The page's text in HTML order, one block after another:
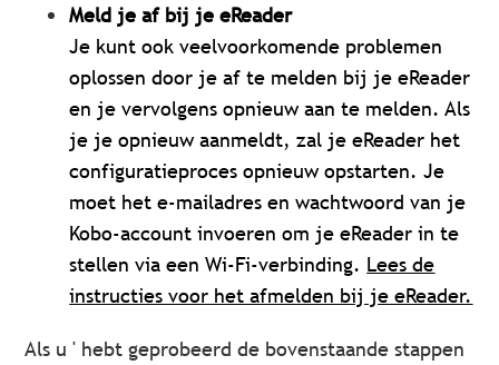
Meld je af bij je eReader
Je kunt ook veelvoorkomende problemen
oplossen door je af te melden bij je eReader
en je vervolgens opnieuw aan te melden. Als
je je opnieuw aanmeldt, zal je eReader het
configuratieproces opnieuw opstarten. Je
moet het e-mailadres en wachtwoord van je
Kobo-account invoeren om je eReader in te
stellen via een Wi-Fi-verbinding. Lees de
instructies voor het afmelden bij je eReader.
Als u ' hebt geprobeerd de bovenstaande stappen